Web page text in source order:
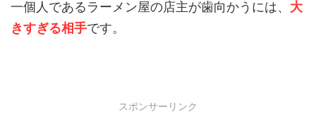
一個人であるラーメン屋の店主が歯向かうには、 大
きすぎる相手です。
スポンサーリンク